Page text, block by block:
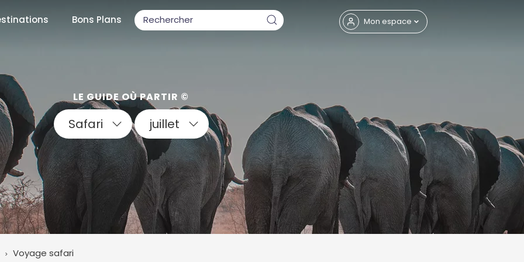
Bons Plans Mon espace
LE GUIDE OÙ PARTIR ©
Safari juillet
Voyage safari
Fermer
populaires
mois
Février Mars Avril Mai Juin Juillet Août
Septembre
Novembre